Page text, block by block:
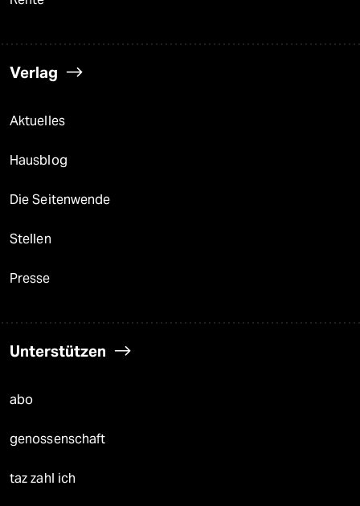
Verlag
Aktuelles
Hausblog
Die Seitenwende
Stellen
Presse
Unterstützen
abo
genossenschaft
taz zahl ich